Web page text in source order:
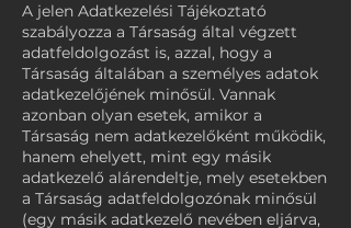
A jelen Adatkezelési Tájékoztató
szabályozza a Társaság által végzett
adatfeldolgozást is, azzal, hogy a
Társaság általában a személyes adatok
adatkezelőjének minősül. Vannak
azonban olyan esetek, amikor a
Társaság nem adatkezelőként működik,
hanem ehelyett, mint egy másik
adatkezelő alárendeltje, mely esetekben
a Társaság adatfeldolgozónak minősül
(egy másik adatkezelő nevében eljárva,